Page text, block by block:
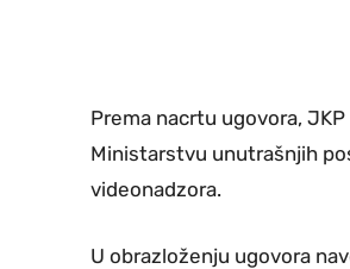
Prema nacrtu ugovora,
Ministarstvu unutrašnjih
videonadzora.
U obrazloženju ugovora